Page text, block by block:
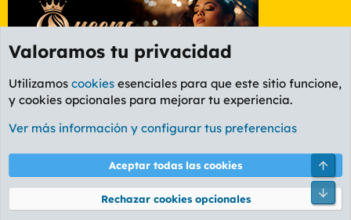
Etiquetas
Cookies
PL OLDSTYLE AMARILLO
Términos y reglas Política de privacidad Ayuda
Community platform by XenForo® © 2010-2026 XenForo Ltd.
Valoramos tu privacidad
Utilizamos cookies esenciales para que este sitio funcione,
y cookies opcionales para mejorar tu experiencia.
Ver más información y configurar tus preferencias
Aceptar todas las cookies
Rechazar cookies opcionales
Pie